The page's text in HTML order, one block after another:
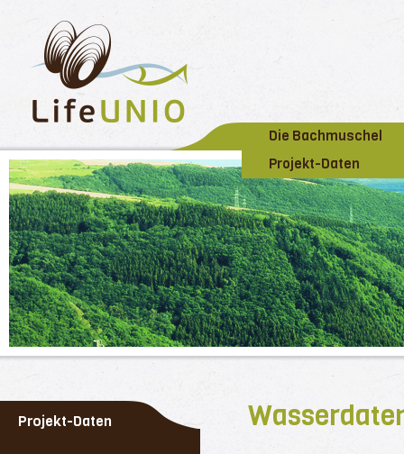
Die Bachmuschel
Projekt-Daten
Projekt-Daten